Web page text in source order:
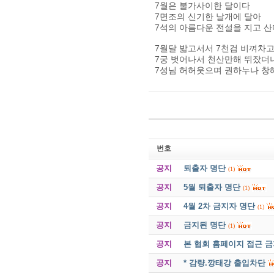
7월은 불가사이한 달이다
7면조의 신기한 날개에 달아
7석의 아름다운 전설을 지고 산
7월달 밟고서서 7천검 비껴차고
7궁 벗어나서 천산만해 뛰잤더
7성님 허허웃으며 권하누나 창
번호
공지 퇴출자 명단 (1)
공지 5월 퇴출자 명단 (1)
공지 4월 2차 금지자 명단 (1)
공지 금지된 명단 (1)
공지 본 협회 홈페이지 접근
공지 * 감량.깡태강 출입차단